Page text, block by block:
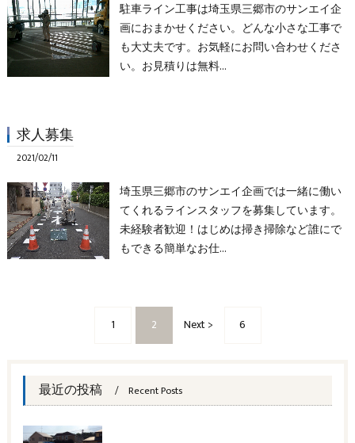
駐車ライン工事は埼玉県三郷市のサンエイ企
画におまかせください。どんな小さな工事で
も大丈夫です。お気軽にお問い合わせくださ
い。お見積りは無料…
求人募集
2021/02/11
埼玉県三郷市のサンエイ企画では一緒に働い
てくれるラインスタッフを募集しています。
未経験者歓迎！はじめは掃き掃除など誰にで
もできる簡単なお仕…
1 2 Next > 6
最近の投稿 Recent Posts